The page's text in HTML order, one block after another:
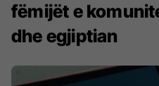
fëmijët e
dhe egjiptian